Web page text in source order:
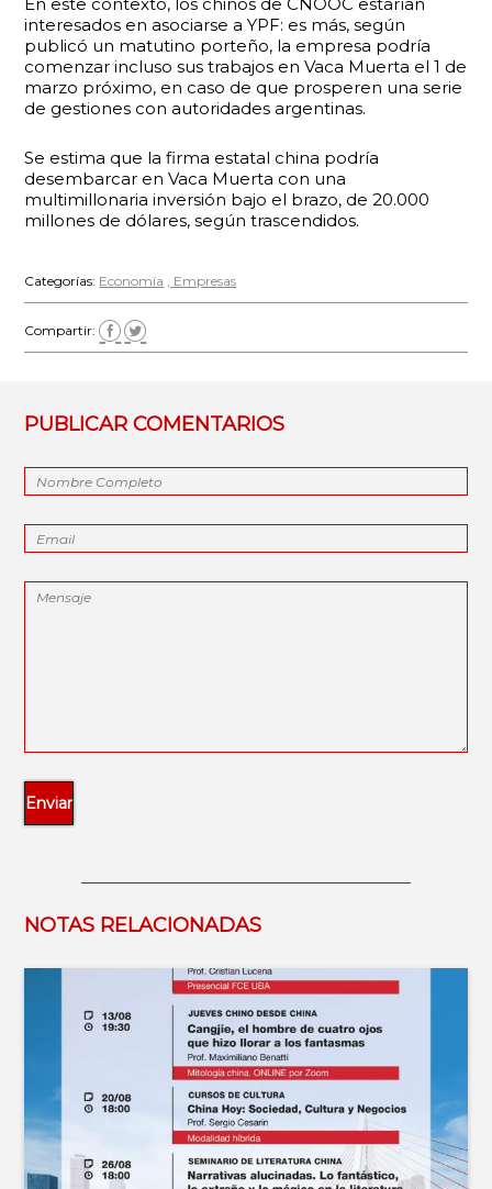
interesados en asociarse a YPF: es más, según
publicó un matutino porteño, la empresa podría
comenzar incluso sus trabajos en Vaca Muerta el 1 de
marzo próximo, en caso de que prosperen una serie
de gestiones con autoridades argentinas.
Se estima que la firma estatal china podría
desembarcar en Vaca Muerta con una
multimillonaria inversión bajo el brazo, de 20.000
millones de dólares, según trascendidos.
Categorías: Economía Empresas
Compartir:
PUBLICAR COMENTARIOS
NOTAS RELACIONADAS